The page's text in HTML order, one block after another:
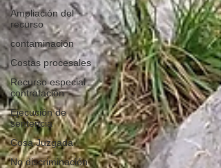
Ampliación del
recurso
contaminación
Costas procesales
Recurso especial
contratación
Ejecución de
sentencia
Cosa Juzgada
No discriminación